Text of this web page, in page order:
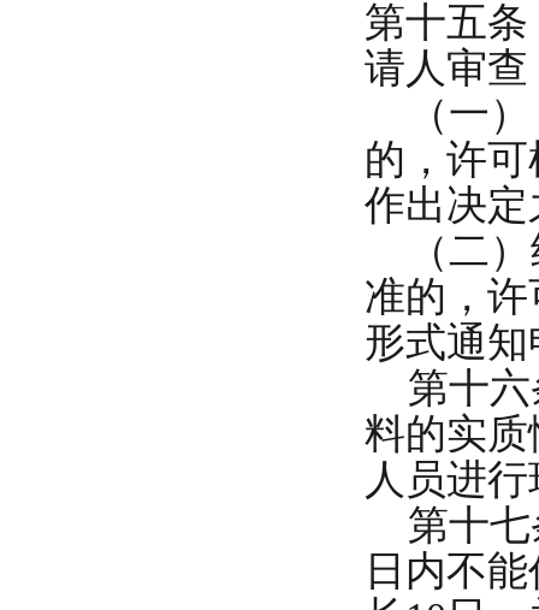
第十五
请人审
（一）
的，许
作出决
（二）
准的，
形式通
第十六
料的实
人员进
第十七
日内不